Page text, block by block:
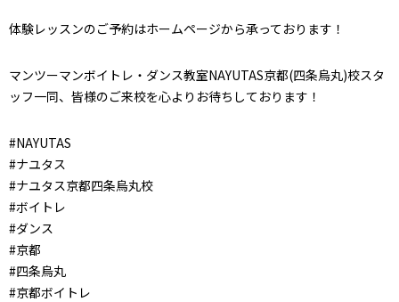
体験レッスンのご予約はホームページから承っております！
マンツーマンボイトレ・ダンス教室NAYUTAS京都(四条烏丸)校スタ
ッフ一同、皆様のご来校を心よりお待ちしております！
#NAYUTAS
#ナユタス
#ナユタス京都四条烏丸校
#ボイトレ
#ダンス
#京都
#四条烏丸
#京都ボイトレ